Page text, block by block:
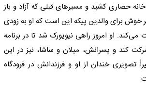
حصاری کشید و مسیرهای قبلی که آزاد و باز
خوش برای والدین پیکه این است که او به زودی
می‌کند. او امروز راهی نیویورک شد تا در برنامه
کند و پسرانش، میلان و ساشا، نیز در این
تصویری خندان از او و فرزندانش در فرودگاه